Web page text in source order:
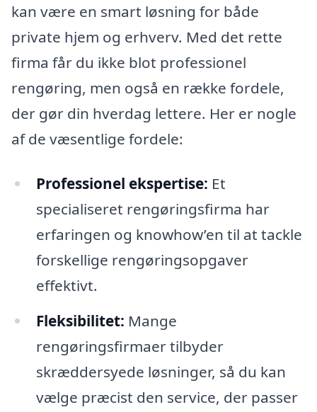
kan være en smart løsning for både
private hjem og erhverv. Med det rette
firma får du ikke blot professionel
rengøring, men også en række fordele,
der gør din hverdag lettere. Her er nogle
af de væsentlige fordele:
Professionel ekspertise: Et
specialiseret rengøringsfirma har
erfaringen og knowhow’en til at tackle
forskellige rengøringsopgaver
effektivt.
Fleksibilitet: Mange
rengøringsfirmaer tilbyder
skræddersyede løsninger, så du kan
vælge præcist den service, der passer